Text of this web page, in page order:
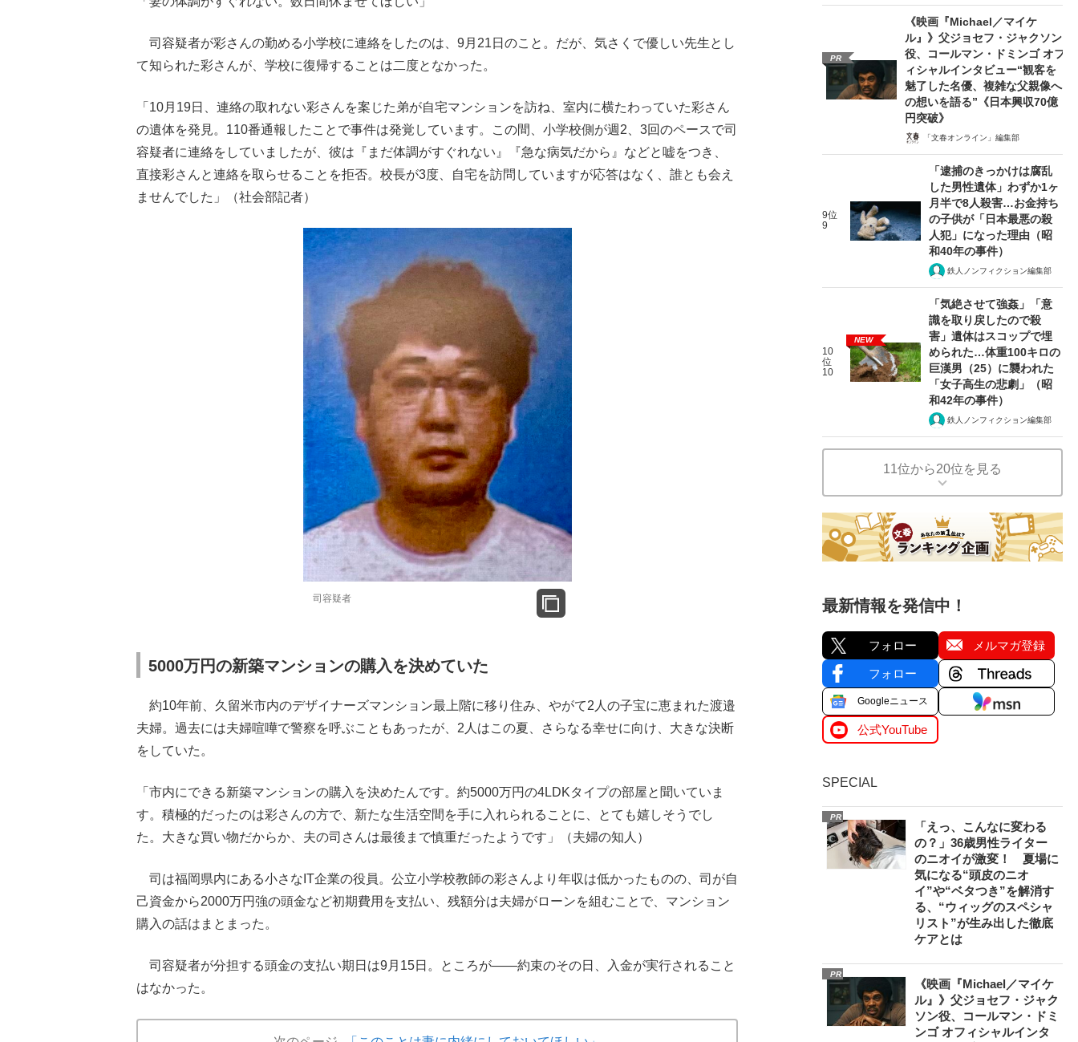
司容疑者が彩さんの勤める小学校に連絡をしたのは、9月21日のこと。だが、気さくで優しい先生とし
て知られた彩さんが、学校に復帰することは二度となかった。
「10月19日、連絡の取れない彩さんを案じた弟が自宅マンションを訪ね、室内に横たわっていた彩さん
の遺体を発見。110番通報したことで事件は発覚しています。この間、小学校側が週2、3回のペースで司
容疑者に連絡をしていましたが、彼は『まだ体調がすぐれない』『急な病気だから』などと嘘をつき、
直接彩さんと連絡を取らせることを拒否。校長が3度、自宅を訪問していますが応答はなく、誰とも会え
ませんでした」（社会部記者）
司容疑者
5000万円の新築マンションの購入を決めていた
約10年前、久留米市内のデザイナーズマンション最上階に移り住み、やがて2人の子宝に恵まれた渡邉
夫婦。過去には夫婦喧嘩で警察を呼ぶこともあったが、2人はこの夏、さらなる幸せに向け、大きな決断
をしていた。
「市内にできる新築マンションの購入を決めたんです。約5000万円の4LDKタイプの部屋と聞いていま
す。積極的だったのは彩さんの方で、新たな生活空間を手に入れられることに、とても嬉しそうでし
た。大きな買い物だからか、夫の司さんは最後まで慎重だったようです」（夫婦の知人）
司は福岡県内にある小さなIT企業の役員。公立小学校教師の彩さんより年収は低かったものの、司が自
己資金から2000万円強の頭金など初期費用を支払い、残額分は夫婦がローンを組むことで、マンション
購入の話はまとまった。
司容疑者が分担する頭金の支払い期日は9月15日。ところが――約束のその日、入金が実行されること
はなかった。
PR
《映画『Michael／マイケ
ル』》父ジョセフ・ジャクソン
役、コールマン・ドミンゴ オフ
ィシャルインタビュー“観客を
魅了した名優、複雑な父親像へ
の想いを語る”《日本興収70億
円突破》
「文春オンライン」編集部
9位
9
「逮捕のきっかけは腐乱
した男性遺体」わずか1ヶ
月半で8人殺害…お金持ち
の子供が「日本最悪の殺
人犯」になった理由（昭
和40年の事件）
鉄人ノンフィクション編集部
10
位
10
NEW
「気絶させて強姦」「意
識を取り戻したので殺
害」遺体はスコップで埋
められた…体重100キロの
巨漢男（25）に襲われた
「女子高生の悲劇」（昭
和42年の事件）
鉄人ノンフィクション編集部
11位から20位を見る
最新情報を発信中！
フォロー メルマガ登録
フォロー
Googleニュース
公式YouTube
SPECIAL
PR
「えっ、こんなに変わる
の？」36歳男性ライター
のニオイが激変！ 夏場に
気になる“頭皮のニオ
イ”や“ベタつき”を解消す
る、“ウィッグのスペシャ
リスト”が生み出した徹底
ケアとは
PR
《映画『Michael／マイケ
ル』》父ジョセフ・ジャク
ソン役、コールマン・ドミ
ンゴ オフィシャルインタ